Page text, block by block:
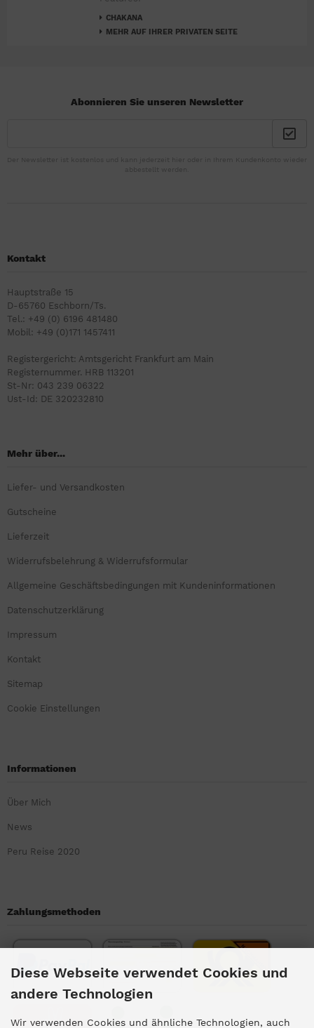
CHAKANA
MEHR AUF IHRER PRIVATEN SEITE
Abonnieren Sie unseren Newsletter
Der Newsletter ist kostenlos und kann jederzeit hier oder in Ihrem Kundenkonto wieder
abbestellt werden.
Kontakt
Hauptstraße 15
D-65760 Eschborn/Ts.
Tel.: +49 (0) 6196 481480
Mobil: +49 (0)171 1457411
Registergericht: Amtsgericht Frankfurt am Main
Registernummer. HRB 113201
St-Nr: 043 239 06322
Ust-Id: DE 320232810
Mehr über...
Liefer- und Versandkosten
Gutscheine
Lieferzeit
Widerrufsbelehrung & Widerrufsformular
Allgemeine Geschäftsbedingungen mit Kundeninformationen
Datenschutzerklärung
Impressum
Kontakt
Sitemap
Cookie Einstellungen
Informationen
Über Mich
News
Peru Reise 2020
Zahlungsmethoden
Diese Webseite verwendet Cookies und
andere Technologien
Wir verwenden Cookies und ähnliche Technologien, auch